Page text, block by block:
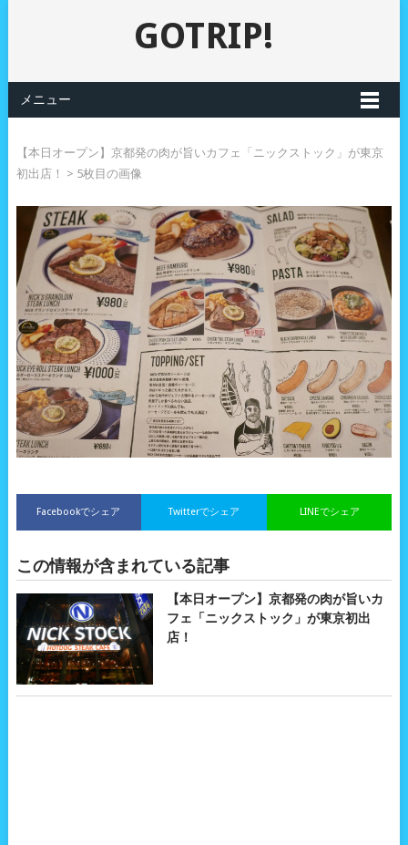
GOTRIP!
メニュー
【本日オープン】京都発の肉が旨いカフェ「ニックストック」が東京
初出店！
> 5枚目の画像
Facebookでシェア LINEでシェア
Twitterでシェア
この情報が含まれている記事
【本日オープン】京都発の肉が旨いカ
フェ「ニックストック」が東京初出
店！